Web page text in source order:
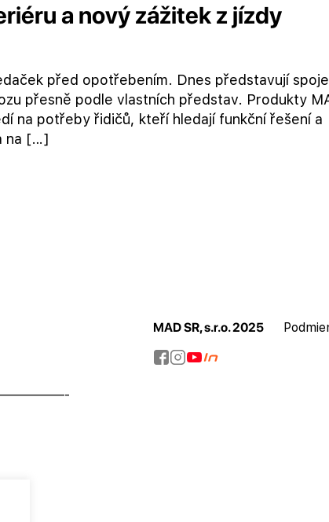
a nový zážitek z jízdy
před opotřebením. Dnes představují
přesně podle vlastních představ. Produkty
na potřeby řidičů, kteří hledají funkční řešení a
na […]
MAD SR, s.r.o. 2025